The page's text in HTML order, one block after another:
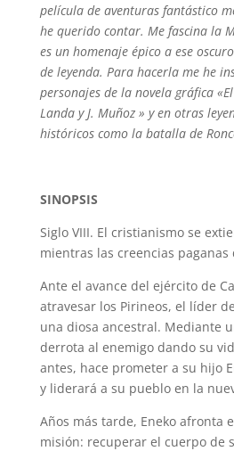
película de aventuras fantástico
he querido contar. Me fascina la
es un homenaje épico a ese
de leyenda. Para hacerla me he
personajes de la novela gráfica
Landa y J. Muñoz » y en otras
históricos como la batalla de
SINOPSIS
Siglo VIII. El cristianismo se
mientras las creencias paganas
Ante el avance del ejército de
atravesar los Pirineos, el líder
una diosa ancestral. Mediante
derrota al enemigo dando su
antes, hace prometer a su hijo
y liderará a su pueblo en la
Años más tarde, Eneko afronta
misión: recuperar el cuerpo de